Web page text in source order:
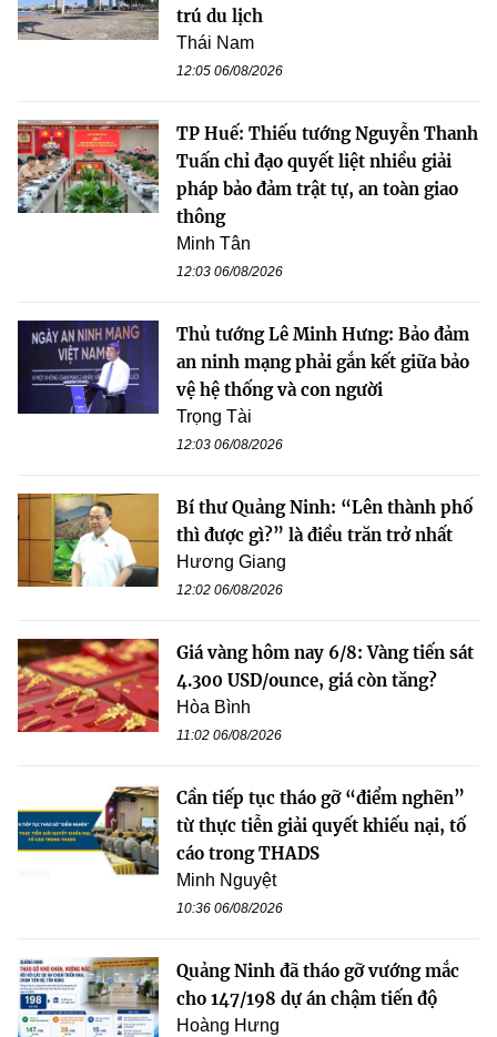
trú du lịch
Thái Nam
12:05 06/08/2026
TP Huế: Thiếu tướng Nguyễn Thanh
Tuấn chỉ đạo quyết liệt nhiều giải
pháp bảo đảm trật tự, an toàn giao
thông
Minh Tân
12:03 06/08/2026
Thủ tướng Lê Minh Hưng: Bảo đảm
an ninh mạng phải gắn kết giữa bảo
vệ hệ thống và con người
Trọng Tài
12:03 06/08/2026
Bí thư Quảng Ninh: “Lên thành phố
thì được gì?” là điều trăn trở nhất
Hương Giang
12:02 06/08/2026
Giá vàng hôm nay 6/8: Vàng tiến sát
4.300 USD/ounce, giá còn tăng?
Hòa Bình
11:02 06/08/2026
Cần tiếp tục tháo gỡ “điểm nghẽn”
từ thực tiễn giải quyết khiếu nại, tố
cáo trong THADS
Minh Nguyệt
10:36 06/08/2026
Quảng Ninh đã tháo gỡ vướng mắc
cho 147/198 dự án chậm tiến độ
Hoàng Hưng